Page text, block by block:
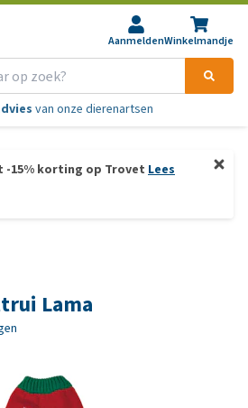
AanmeldenWinkelmandje
van onze dierenartsen
-15% korting op Trovet Lees
Lama